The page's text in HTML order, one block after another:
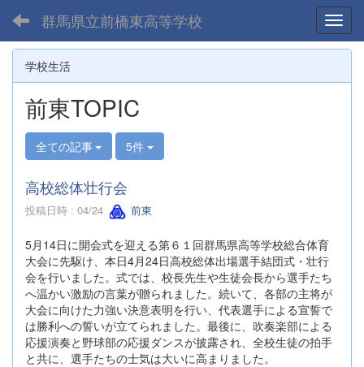
群馬県立前橋東高等学校
学校生活
前東TOPIC
全ての記事 5件
高校総体壮行会
投稿日時 : 04/24 前東
5月14日に開会式を迎える第６１回群馬県高等学校総合体育
大会に先駆け、本日4月24日高校総体出場選手結団式・壮行
会を行いました。式では、校長先生や生徒会長から選手たち
へ温かい激励の言葉が贈られました。続いて、各部の主将が
大会に向けた力強い決意表明を行い、代表選手による宣誓で
は勝利への誓いが立てられました。最後に、吹奏楽部による
応援演奏と野球部の応援ダンスが披露され、全校生徒の拍手
と共に、選手たちの士気は大いに高まりました。